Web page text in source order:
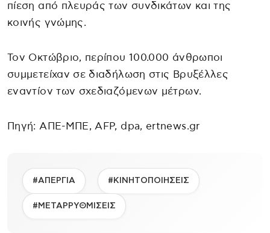
πίεση από πλευράς των συνδικάτων και της
κοινής γνώμης.
Τον Οκτώβριο, περίπου 100.000 άνθρωποι
συμμετείχαν σε διαδήλωση στις Βρυξέλλες
εναντίον των σχεδιαζόμενων μέτρων.
Πηγή: ΑΠΕ-ΜΠΕ, AFΡ, dpa, ertnews.gr
#ΑΠΕΡΓΙΑ #ΚΙΝΗΤΟΠΟΙΗΣΕΙΣ
#ΜΕΤΑΡΡΥΘΜΙΣΕΙΣ